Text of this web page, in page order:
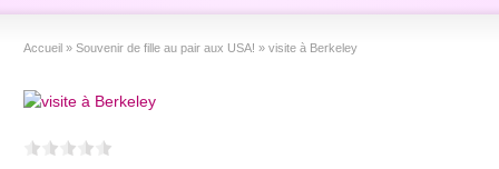
Accueil » Souvenir de fille au pair aux USA! » visite à Berkeley